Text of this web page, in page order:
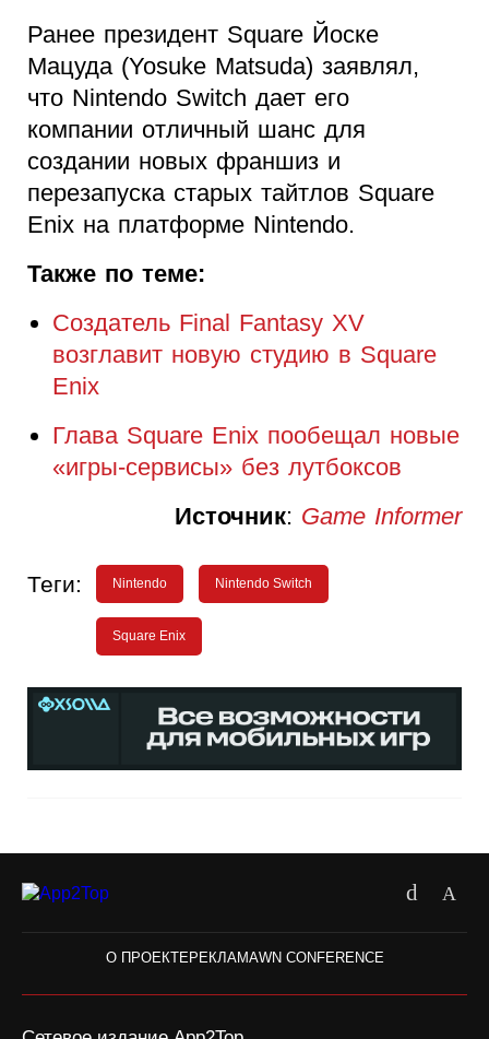
Ранее президент Square Йоске
Мацуда (Yosuke Matsuda) заявлял,
что Nintendo Switch дает его
компании отличный шанс для
создании новых франшиз и
перезапуска старых тайтлов Square
Enix на платформе Nintendo.
Также по теме:
Создатель Final Fantasy XV
возглавит новую студию в Square
Enix
Глава Square Enix пообещал новые
«игры-сервисы» без лутбоксов
Источник: Game Informer
Теги: Nintendo Nintendo Switch
Square Enix
О ПРОЕКТЕРЕКЛАМАWN CONFERENCE